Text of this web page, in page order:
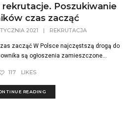
Poszukiwanie
czas zacząć
2021 | REKRUTACJA
zacząć W Polsce najczęstszą drogą do
są ogłoszenia zamieszczone...
117 LIKES
READING